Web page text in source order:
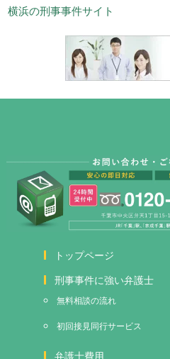
横浜の刑事事件サイト
トップページ
刑事事件に強い弁護士
無料相談の流れ
初回接見 同行サービス
弁護士費用